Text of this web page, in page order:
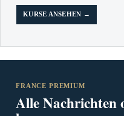
KURSE ANSEHEN →
FRANCE PREMIUM
Alle Nachrichten